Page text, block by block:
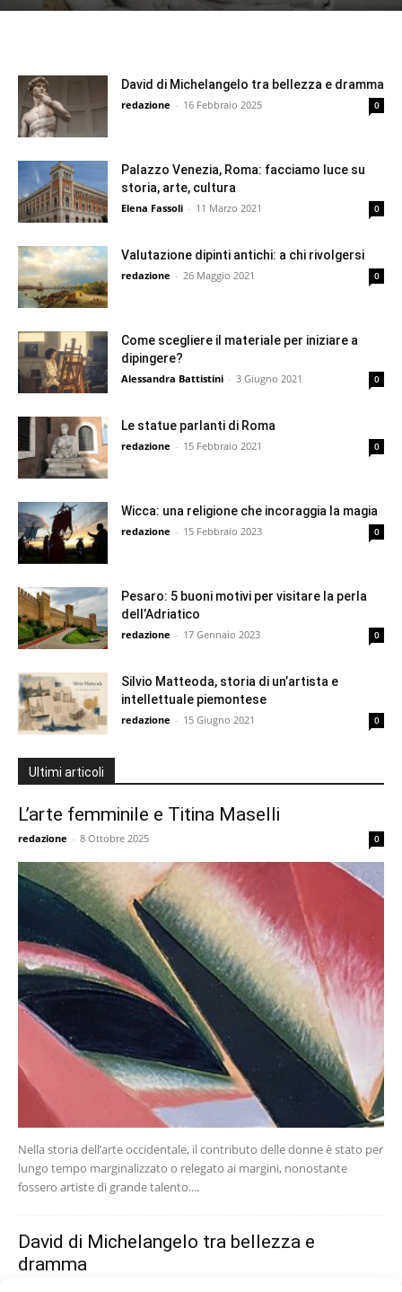
David di Michelangelo tra bellezza e dramma
redazione - 16 Febbraio 2025 0
Palazzo Venezia, Roma: facciamo luce su
storia, arte, cultura
Elena Fassoli - 11 Marzo 2021 0
Valutazione dipinti antichi: a chi rivolgersi
redazione - 26 Maggio 2021 0
Come scegliere il materiale per iniziare a
dipingere?
Alessandra Battistini - 3 Giugno 2021 0
Le statue parlanti di Roma
redazione - 15 Febbraio 2021 0
Wicca: una religione che incoraggia la magia
redazione - 15 Febbraio 2023 0
Pesaro: 5 buoni motivi per visitare la perla
dell’Adriatico
redazione - 17 Gennaio 2023 0
Silvio Matteoda, storia di un’artista e
intellettuale piemontese
redazione - 15 Giugno 2021 0
Ultimi articoli
L’arte femminile e Titina Maselli
redazione - 8 Ottobre 2025 0
Nella storia dell’arte occidentale, il contributo delle donne è stato per
lungo tempo marginalizzato o relegato ai margini, nonostante
fossero artiste di grande talento....
David di Michelangelo tra bellezza e
dramma